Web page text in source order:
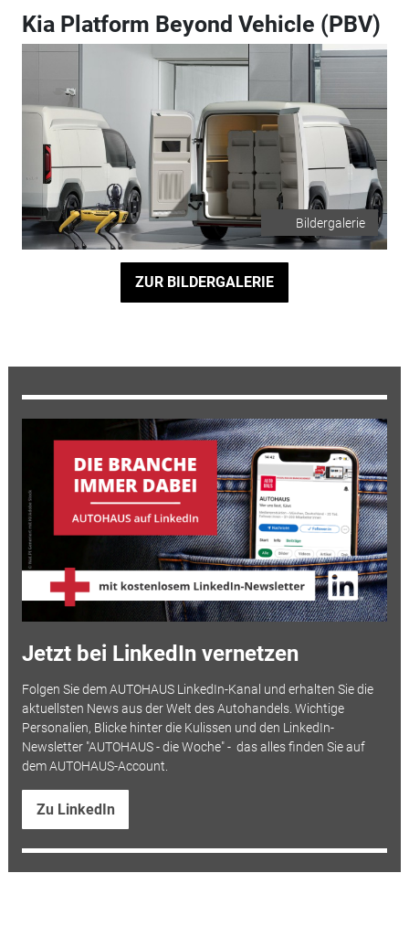
Kia Platform Beyond Vehicle (PBV)
Bildergalerie
ZUR BILDERGALERIE
Jetzt bei LinkedIn vernetzen
Folgen Sie dem AUTOHAUS LinkedIn-Kanal und erhalten Sie die
aktuellsten News aus der Welt des Autohandels. Wichtige
Personalien, Blicke hinter die Kulissen und den LinkedIn-
Newsletter "AUTOHAUS - die Woche" - das alles finden Sie auf
dem AUTOHAUS-Account.
Zu LinkedIn